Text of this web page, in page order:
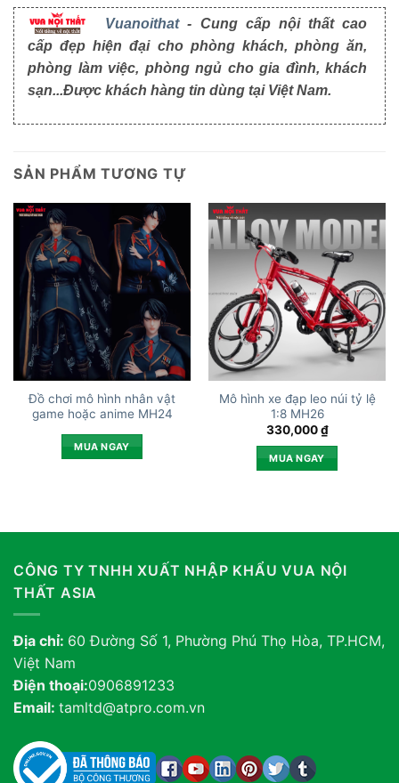
Vuanoithat- Cung cấp nội thất cao
cấp đẹp hiện đại cho phòng khách, phòng ăn,
phòng làm việc, phòng ngủ cho gia đình, khách
sạn...Được khách hàng tin dùng tại Việt Nam.
SẢN PHẨM TƯƠNG TỰ
Đồ chơi mô hình nhân vật
game hoặc anime MH24
MUA NGAY
Mô hình xe đạp leo núi tỷ lệ
1:8 MH26
330,000₫
MUA NGAY
CÔNG TY TNHH XUẤT NHẬP KHẨU VUA NỘI
THẤT ASIA
Địa chỉ: 60 Đường Số 1, Phường Phú Thọ Hòa, TP.HCM,
Việt Nam
Điện thoại:0906891233
Email: tamltd@atpro.com.vn